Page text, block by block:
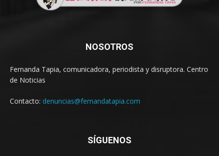
NOSOTROS
Fernanda Tapia, comunicadora, periodista y disruptora. Centro
de Noticias
Contacto: denuncias@fernandatapia.com
SÍGUENOS